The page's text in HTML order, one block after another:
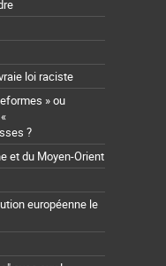
loi raciste
» ou
?
et du Moyen-Orient
européenne le